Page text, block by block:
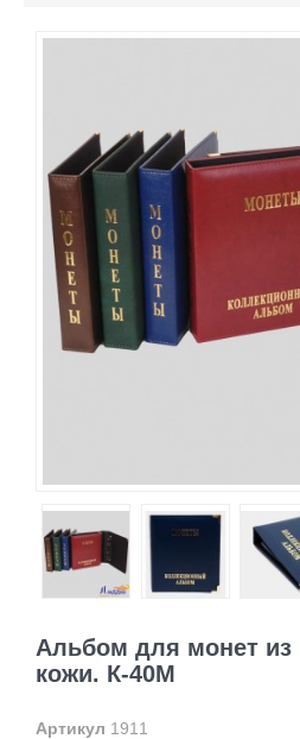
Альбом для монет из
кожи. К-40М
Артикул 1911